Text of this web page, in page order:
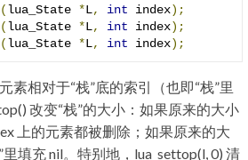
(lua_State *L, int index);
(lua_State *L, int index);
(lua_State *L, int index);
素相对于“栈”底的索引（也即“栈”里
改变“栈”的大小：如果原来的大小
上的元素都被删除；如果原来的大
填充 nil。特别地，lua_settop(l, 0) 清